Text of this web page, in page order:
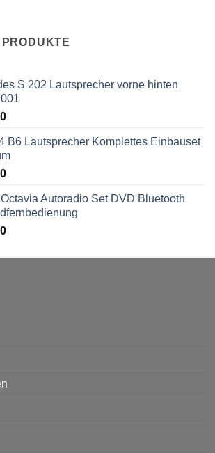
S 202 Lautsprecher vorne hinten
B6 Lautsprecher Komplettes Einbauset
Autoradio Set DVD Bluetooth